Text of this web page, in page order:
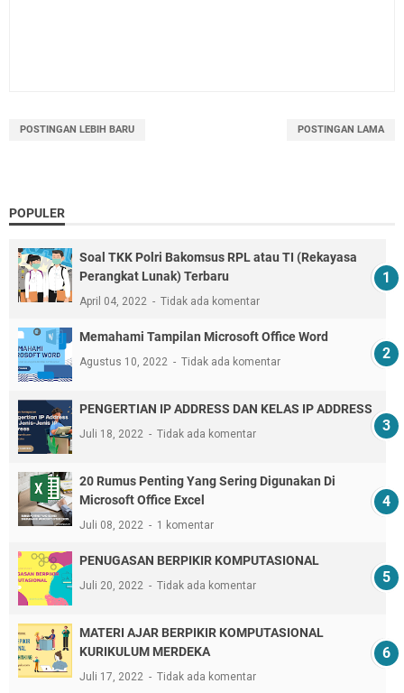
POSTINGAN LEBIH BARU POSTINGAN LAMA
POPULER
Soal TKK Polri Bakomsus RPL atau TI (Rekayasa
Perangkat Lunak) Terbaru
April 04, 2022 Tidak ada komentar
Memahami Tampilan Microsoft Office Word
Agustus 10, 2022 Tidak ada komentar
PENGERTIAN IP ADDRESS DAN KELAS IP ADDRESS
Juli 18, 2022 Tidak ada komentar
20 Rumus Penting Yang Sering Digunakan Di
Microsoft Office Excel
Juli 08, 2022 1 komentar
PENUGASAN BERPIKIR KOMPUTASIONAL
Juli 20, 2022 Tidak ada komentar
MATERI AJAR BERPIKIR KOMPUTASIONAL
KURIKULUM MERDEKA
Juli 17, 2022 Tidak ada komentar